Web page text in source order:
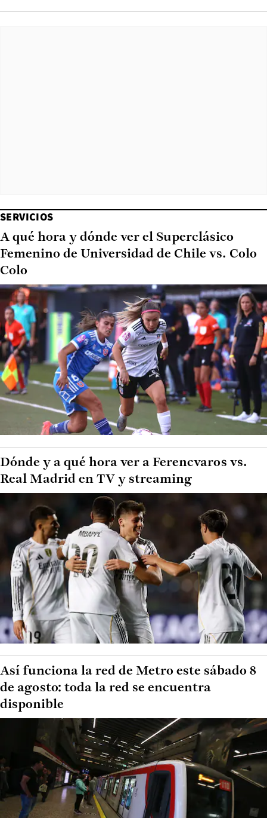
SERVICIOS
A qué hora y dónde ver el Superclásico
Femenino de Universidad de Chile vs. Colo
Colo
Dónde y a qué hora ver a Ferencvaros vs.
Real Madrid en TV y streaming
Así funciona la red de Metro este sábado 8
de agosto: toda la red se encuentra
disponible